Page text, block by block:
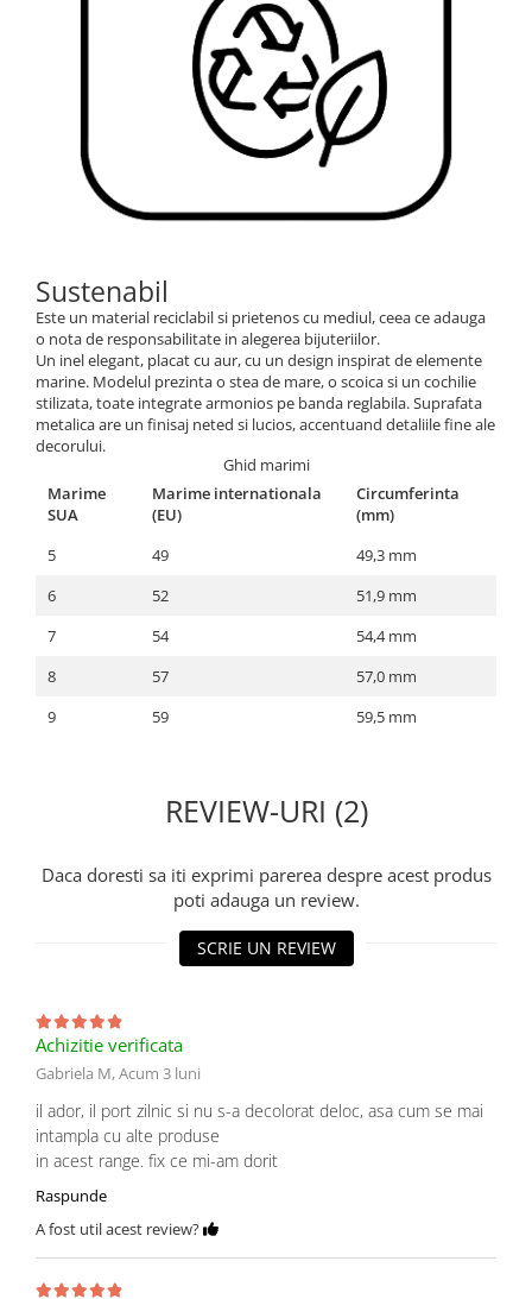
Sustenabil
Este un material reciclabil si prietenos cu mediul, ceea ce adauga
o nota de responsabilitate in alegerea bijuteriilor.
Un inel elegant, placat cu aur, cu un design inspirat de elemente
marine. Modelul prezinta o stea de mare, o scoica si un cochilie
stilizata, toate integrate armonios pe banda reglabila. Suprafata
metalica are un finisaj neted si lucios, accentuand detaliile fine ale
decorului.
Ghid marimi
Marime
SUA
Marime internationala
(EU)
Circumferinta
(mm)
5
49
49,3 mm
6
52
51,9 mm
7
54
54,4 mm
8
57
57,0 mm
9
59 59,5 mm
REVIEW-URI (2)
Daca doresti sa iti exprimi parerea despre acest produs
poti adauga un review.
SCRIE UN REVIEW
Achizitie verificata
Gabriela M,Acum 3 luni
il ador, il port zilnic si nu s-a decolorat deloc, asa cum se mai
intampla cu alte produse
in acest range. fix ce mi-am dorit
Raspunde
A fost util acest review?